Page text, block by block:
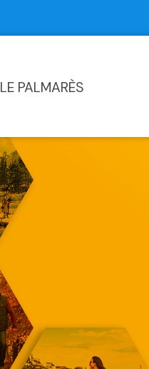
LE PALMARÈS